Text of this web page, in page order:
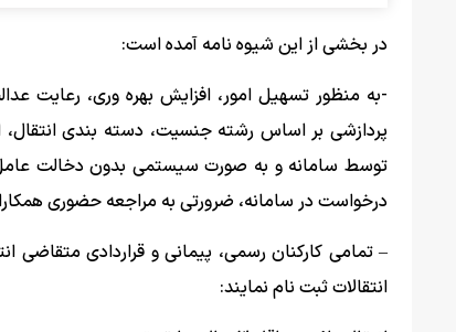
در بخشی از این شیوه نامه آمده است:
-به منظور تسهیل امور، افزایش بهره وری، رعایت
پردازشی بر اساس رشته جنسیت، دسته بندی
توسط سامانه و به صورت سیستمی بدون دخالت
درخواست در سامانه، ضرورتی به مراجعه حضوری
– تمامی کارکنان رسمی، پیمانی و قراردادی متقاضی
انتقالات ثبت نام نمایند: